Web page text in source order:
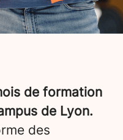
de formation
de Lyon.
des